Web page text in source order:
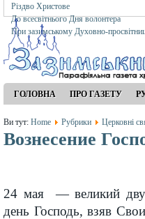
Різдво Христове
До всесвітнього Дня волонтера
При зазимському Духовно-
ГОЛОВНА ПРО ГАЗЕТУ
Ви тут: Home Рубрики Церковні
Вознесение
24 мая — великий
день Господь, взяв